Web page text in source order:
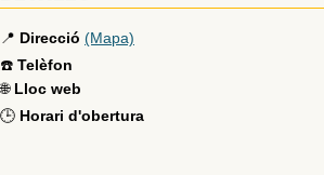
📍 Direcció (Mapa)
☎️ Telèfon
🌐 Lloc web
🕒 Horari d'obertura